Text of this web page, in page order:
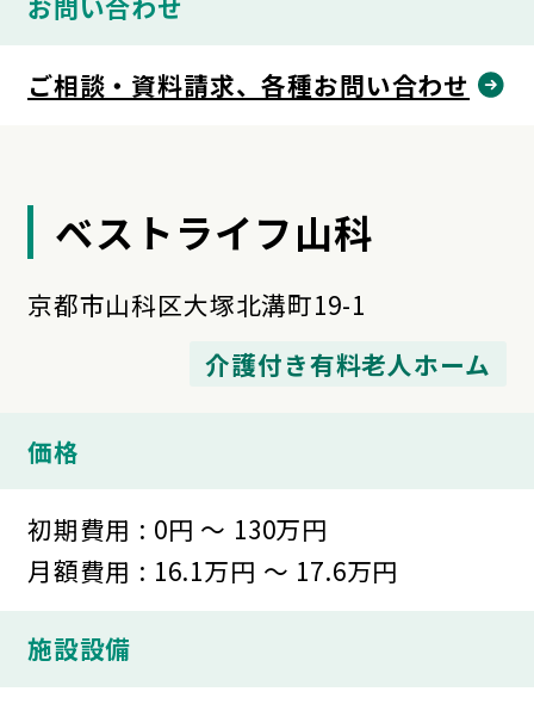
ご相談・資料請求、各種お問い合わせ
ベストライフ山科
京都市山科区大塚北溝町19-1
介護付き有料老人ホーム
価格
初期費用 : 0円 ～ 130万円
月額費用 : 16.1万円 ～ 17.6万円
施設設備